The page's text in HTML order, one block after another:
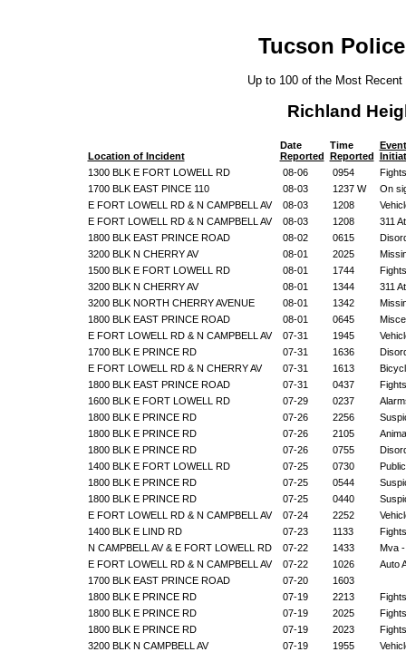
Tucson
Up to 100 of the Most
Richland
Location of Incident
Date
Reported
Time
Reported
Event
1300 BLK E FORT LOWELL RD
08-06 0954
Fights
1700 BLK EAST PINCE 110
08-03 1237 W
On
E FORT LOWELL RD & N CAMPBELL AV
08-03 1208
E FORT LOWELL RD & N CAMPBELL AV
08-03 1208
311
1800 BLK EAST PRINCE ROAD
08-02 0615
3200 BLK N CHERRY AV
08-01 2025
1500 BLK E FORT LOWELL RD
08-01 1744
Fights
3200 BLK N CHERRY AV
08-01 1344
311
3200 BLK NORTH CHERRY AVENUE
08-01 1342
1800 BLK EAST PRINCE ROAD
08-01 0645
E FORT LOWELL RD & N CAMPBELL AV
07-31 1945
1700 BLK E PRINCE RD
07-31 1636
E FORT LOWELL RD & N CHERRY AV
07-31 1613
1800 BLK EAST PRINCE ROAD
07-31 0437
Fights
1600 BLK E FORT LOWELL RD
07-29 0237
1800 BLK E PRINCE RD
07-26 2256
1800 BLK E PRINCE RD
07-26 2105
1800 BLK E PRINCE RD
07-26 0755
1400 BLK E FORT LOWELL RD
07-25 0730
1800 BLK E PRINCE RD
07-25 0544
1800 BLK E PRINCE RD
07-25 0440
E FORT LOWELL RD & N CAMPBELL AV
07-24 2252
1400 BLK E LIND RD
07-23 1133
Fights
N CAMPBELL AV & E FORT LOWELL RD
07-22 1433
Mva
E FORT LOWELL RD & N CAMPBELL AV
07-22 1026
Auto
1700 BLK EAST PRINCE ROAD
07-20
1603
1800 BLK E PRINCE RD
07-19 2213
Fights
1800 BLK E PRINCE RD
07-19 2025
Fights
1800 BLK E PRINCE RD
07-19 2023
Fights
3200 BLK N CAMPBELL AV
07-19 1955